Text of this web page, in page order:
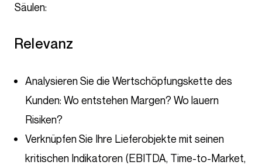
Säulen:
Relevanz
Analysieren Sie die Wertschöpfungskette des
Kunden: Wo entstehen Margen? Wo lauern
Risiken?
Verknüpfen Sie Ihre Lieferobjekte mit seinen
kritischen Indikatoren (EBITDA, Time-to-Market,